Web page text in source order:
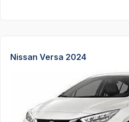
Nissan Versa 2024